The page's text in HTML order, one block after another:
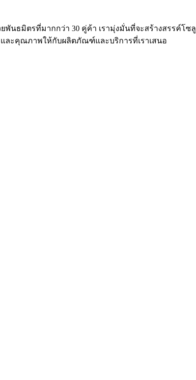
พันธมิตรที่มากกว่า 30 คู่ค้า เรามุ่งมั่นที่จะสร้างสรรค์
ละคุณภาพให้กับผลิตภัณฑ์และบริการที่เราเสนอ